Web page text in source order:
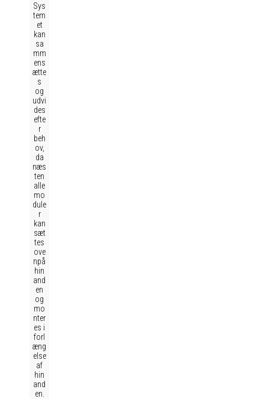
Sys
tem
et
kan
sa
mm
ens
ætte
s
og
udvi
des
efte
r
beh
ov,
da
næs
ten
alle
mo
dule
r
kan
sæt
tes
ove
npå
hin
and
en
og
mo
nter
es i
forl
æng
else
af
hin
and
en.